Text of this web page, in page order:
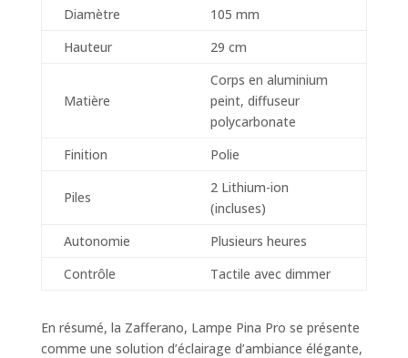
Diamètre
105 mm
Hauteur
29 cm
Matière
Corps en aluminium
peint, diffuseur
polycarbonate
Finition
Polie
Piles
2 Lithium-ion
(incluses)
Autonomie
Plusieurs heures
Contrôle
Tactile avec dimmer
En résumé, la Zafferano, Lampe Pina Pro se présente
comme une solution d’éclairage d’ambiance élégante,